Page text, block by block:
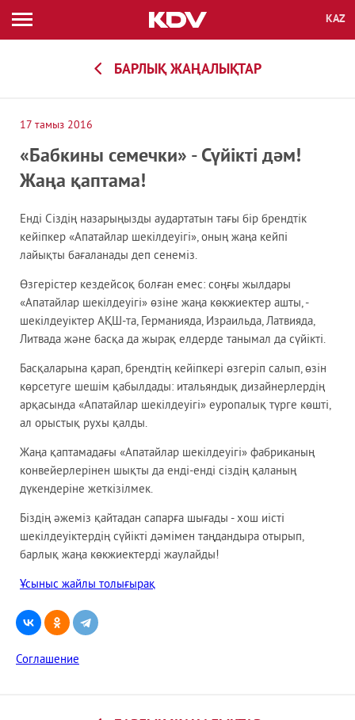
ЖАҢАЛЫҚТАР
АССОРТИМЕНТ
КОМПАНИЯ
ҚҰЖАТТАР
КОНТАКТІЛЕР
Каталог бойынша іздеу
?
KAZ
ENG
RUS
БАРЛЫҚ ЖАҢАЛЫҚТАР
17 тамыз 2016
«Бабкины семечки» - Сүйікті дәм!
Жаңа қаптама!
Енді Сіздің назарыңызды аудартатын тағы бір брендтік
кейіпкер «Апатайлар шекілдеуігі», оның жаңа кейпі
лайықты бағаланады деп сенеміз.
Өзгерістер кездейсоқ болған емес: соңғы жылдары
«Апатайлар шекілдеуігі» өзіне жаңа көкжиектер ашты, -
шекілдеуіктер АҚШ-та, Германияда, Израильда, Латвияда,
Литвада және басқа да жырақ елдерде танымал да сүйікті.
Басқаларына қарап, брендтің кейіпкері өзгеріп салып, өзін
көрсетуге шешім қабылдады: итальяндық дизайнерлердің
арқасында «Апатайлар шекілдеуігі» еуропалық түрге көшті,
ал орыстық рухы қалды.
Жаңа қаптамадағы «Апатайлар шекілдеуігі» фабриканың
конвейерлерінен шықты да енді-енді сіздің қаланың
дүкендеріне жеткізілмек.
Біздің әжеміз қайтадан сапарға шығады - хош иісті
шекілдеуіктердің сүйікті дәмімен таңдандыра отырып,
барлық жаңа көкжиектерді жаулайды!
Ұсыныс жайлы толығырақ
Соглашение